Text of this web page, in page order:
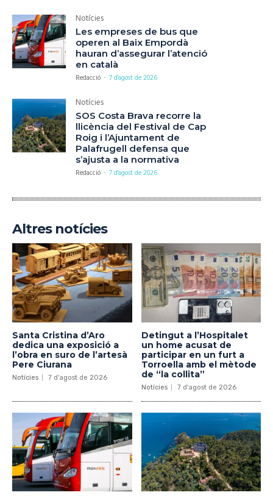
Notícies
Les empreses de bus que
operen al Baix Empordà
hauran d’assegurar l’atenció
en català
Redacció - 7 d'agost de 2026
Notícies
SOS Costa Brava recorre la
llicència del Festival de Cap
Roig i l’Ajuntament de
Palafrugell defensa que
s’ajusta a la normativa
Redacció - 7 d'agost de 2026
Altres notícies
Santa Cristina d’Aro
dedica una exposició a
l’obra en suro de l’artesà
Pere Ciurana
Notícies 7 d'agost de 2026
Detingut a l’Hospitalet
un home acusat de
participar en un furt a
Torroella amb el mètode
de “la collita”
Notícies 7 d'agost de 2026